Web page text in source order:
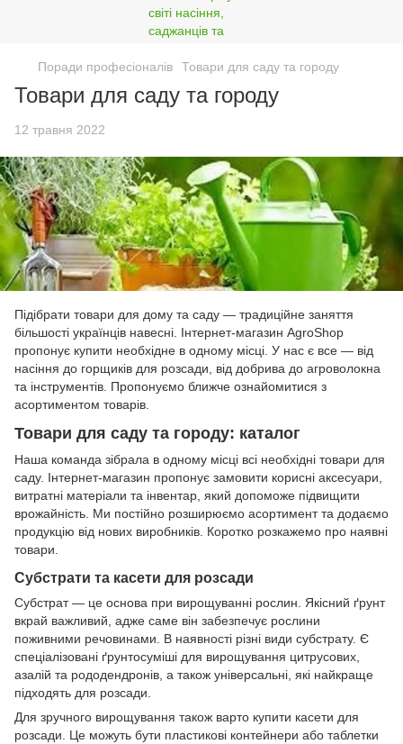
Поради професіоналів Товари для саду та городу
Товари для саду та городу
12 травня 2022
Підібрати товари для дому та саду — традиційне заняття
більшості українців навесні. Інтернет-магазин AgroShop
пропонує купити необхідне в одному місці. У нас є все — від
насіння до горщиків для розсади, від добрива до агроволокна
та інструментів. Пропонуємо ближче ознайомитися з
асортиментом товарів.
Товари для саду та городу: каталог
Наша команда зібрала в одному місці всі необхідні товари для
саду. Інтернет-магазин пропонує замовити корисні аксесуари,
витратні матеріали та інвентар, який допоможе підвищити
врожайність. Ми постійно розширюємо асортимент та додаємо
продукцію від нових виробників. Коротко розкажемо про наявні
товари.
Субстрати та касети для розсади
Субстрат — це основа при вирощуванні рослин. Якісний ґрунт
вкрай важливий, адже саме він забезпечує рослини
поживними речовинами. В наявності різні види субстрату. Є
спеціалізовані ґрунтосуміші для вирощування цитрусових,
азалій та рододендронів, а також універсальні, які найкраще
підходять для розсади.
Для зручного вирощування також варто купити касети для
розсади. Це можуть бути пластикові контейнери або таблетки